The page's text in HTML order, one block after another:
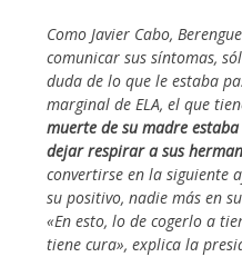
Como Javier Cabo,
comunicar sus síntomas,
duda de lo que le estaba
marginal de ELA, el que
muerte de su madre
dejar respirar a sus
convertirse en la siguiente
su positivo, nadie más en
«En esto, lo de cogerlo a
tiene cura», explica la